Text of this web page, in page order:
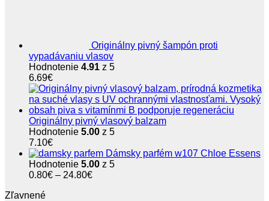
Originálny pivný šampón proti
vypadávaniu vlasov
Hodnotenie 4.91 z 5
6.69€
Originálny pivný vlasový balzam
Hodnotenie 5.00 z 5
7.10€
Dámsky parfém w107 Chloe Essens
Hodnotenie 5.00 z 5
0.80€ – 24.80€Price
Zľavnené